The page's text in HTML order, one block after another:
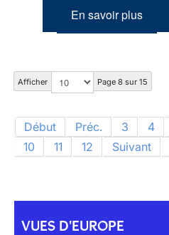
En savoir plus
Afficher Page 8 sur 15
Début Préc. 3 4
10
11 12 Suivant
VUES D'EUROPE